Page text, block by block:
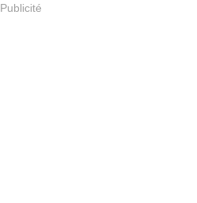
Publicité